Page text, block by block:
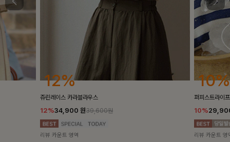
12%
쥬린레이스 카라블라우스
12%34,900원39,600원
리뷰 카운트 영역
10%
퍼피스트라이
10%
리뷰 카운트 영